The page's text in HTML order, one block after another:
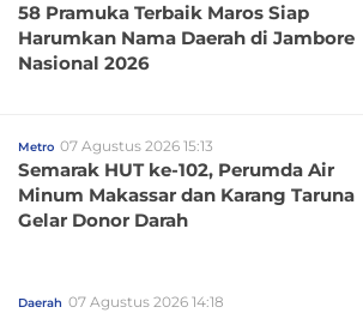
58 Pramuka Terbaik Maros Siap
Harumkan Nama Daerah di Jambore
Nasional 2026
Metro 07 Agustus 2026 15:13
Semarak HUT ke-102, Perumda Air
Minum Makassar dan Karang Taruna
Gelar Donor Darah
Daerah 07 Agustus 2026 14:18